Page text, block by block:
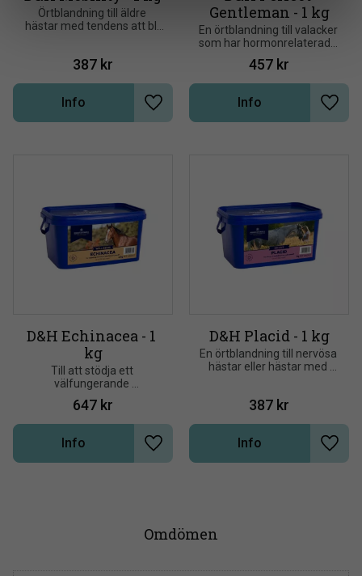
Omdömen
​Örtblandning till äldre
hästar med tendens att bli
vintermorgnar
387 kr
Lägg till i önskelista
Info
Gentleman - 1 kg
​En örtblandning till valacker
som har hormonrelaterade
problem
457 kr
Lägg
Info
D&H Echinacea - 1
kg
​Till att stödja ett
välfungerande
immunförsvar
647 kr
Lägg till i önskelista
Info
D&H Placid - 1 kg
​En örtblandning till nervösa
hästar eller hästar med
387 kr
Lägg
Info